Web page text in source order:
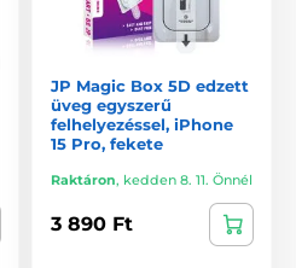
JP Magic Box 5D edzett
üveg egyszerű
felhelyezéssel, iPhone
15 Pro, fekete
Raktáron, kedden 8. 11. Önnél
3 890 Ft